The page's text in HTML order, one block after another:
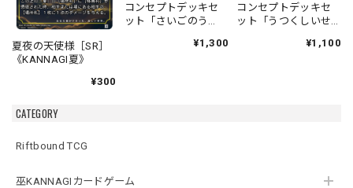
CATEGORY
Riftbound TCG
巫KANNAGIカードゲーム
夏夜の天使様［SR］
《KANNAGI夏》
¥300
コンセプトデッキセ
ット「さいごのう
¥1,300
コンセプトデッキセ
ット「うつくしいせ
¥1,100